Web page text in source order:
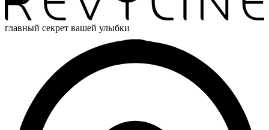
главный секрет вашей улыбки